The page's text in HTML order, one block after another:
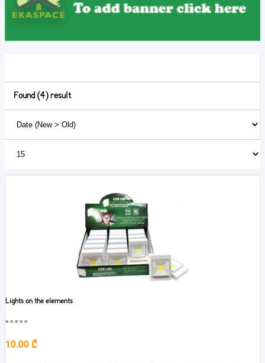
Found (4) result
Lights on the elements
■■■■■
10.00 ₾